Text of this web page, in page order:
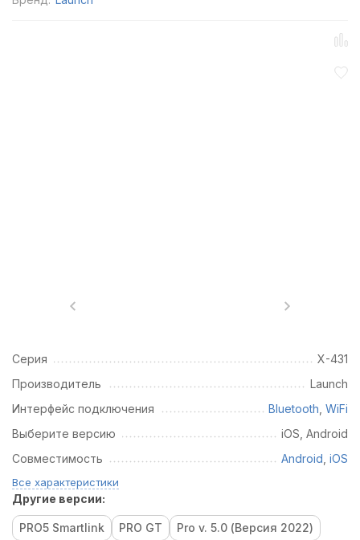
Серия
X-431
Производитель
Launch
Интерфейс подключения
Bluetooth WiFi
Выберите версию
iOS, Android
Совместимость
Android iOS
Все характеристики
Другие версии:
PRO5 Smartlink PRO GT
Pro v. 5.0 (Версия 2022)